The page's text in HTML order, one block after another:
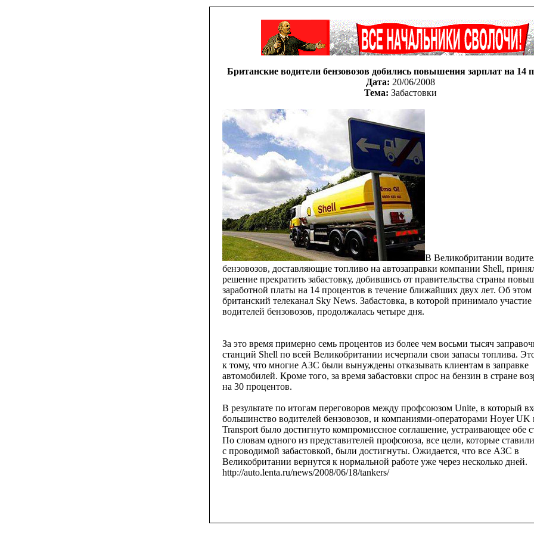
Британские водители бензовозов добились повышения зарплат на 14
Дата: 20/06/2008
Тема: Забастовки
В Великобритании
бензовозов, доставляющие топливо на автозаправки компании Shell,
решение прекратить забастовку, добившись от правительства страны
заработной платы на 14 процентов в течение ближайших двух лет. Об этом
британский телеканал Sky News. Забастовка, в которой принимало участие
водителей бензовозов, продолжалась четыре дня.
За это время примерно семь процентов из более чем восьми тысяч
станций Shell по всей Великобритании исчерпали свои запасы топлива.
к тому, что многие АЗС были вынуждены отказывать клиентам в заправке
автомобилей. Кроме того, за время забастовки спрос на бензин в стране
на 30 процентов.
В результате по итогам переговоров между профсоюзом Unite, в который
большинство водителей бензовозов, и компаниями-операторами Hoyer UK
Transport было достигнуто компромиссное соглашение, устраивающее обе
По словам одного из представителей профсоюза, все цели, которые
с проводимой забастовкой, были достигнуты. Ожидается, что все АЗС в
Великобритании вернутся к нормальной работе уже через несколько дней.
http://auto.lenta.ru/news/2008/06/18/tankers/